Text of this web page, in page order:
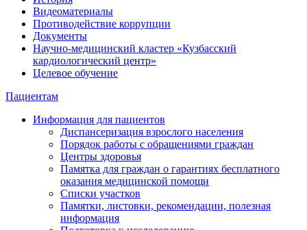
Видеоматериалы
Противодействие коррупции
Документы
Научно-медицинский кластер «Кузбасский
кардиологический центр»
Целевое обучение
Пациентам
Информация для пациентов
Диспансеризация взрослого населения
Порядок работы с обращениями граждан
Центры здоровья
Памятка для граждан о гарантиях бесплатного
оказания медицинской помощи
Cписки участков
Памятки, листовки, рекомендации, полезная
информация